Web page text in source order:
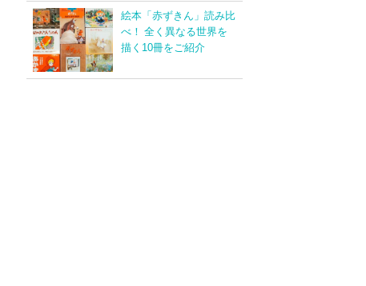
絵本「赤ずきん」読み比
べ！ 全く異なる世界を
描く10冊をご紹介